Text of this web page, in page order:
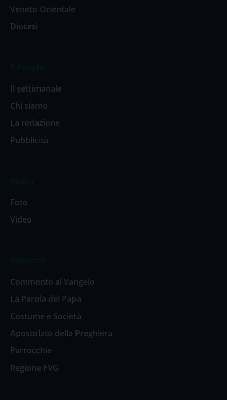
Veneto Orientale
Diocesi
Il settimanale
Chi siamo
La redazione
Pubblicità
Foto
Video
Commento al Vangelo
La Parola del Papa
Costume e Società
Apostolato della Preghiera
Parrocchie
Regione FVG